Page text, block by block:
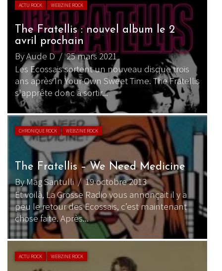
ACTU ROCK WEBZINE ROCK
The Fratellis : nouvel album le 2
avril prochain
By Aude D/ 25 mars 2021
Les Ecossais sortent un nouveau disque trois
ans après In Your Own Sweet Time. The Fratellis
s'apprête donc à sortir...
CHRONIQUE ROCK WEBZINE ROCK
The Fratellis – We Need Medicine
By Mag Santulli/ 19 octobre 2013
Et voilà, La Grosse Radio vous annonçait il y a
peu le retour des Ecossais, c’est maintenant
chose faite. Après...
ACTU ROCK WEBZINE ROCK